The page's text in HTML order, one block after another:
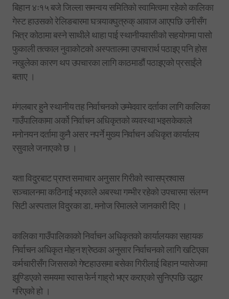
बिहान ४ः१५ बजे जिल्ला समन्वय समितिको स्वामित्वमा रहेको कालिका
गेस्ट हाउसको रेलिङबारमा घत्र्याक्घुत्रुक् आवाज आएपछि उनीसँग
भित्र कोठामा बस्ने साथीले थाहा पाई स्थानीयवासीको सहयोगमा पासो
फुकाली तत्काल नुवाकोटको अस्पतालमा उपचारार्थ पठाइए पनि होस
नखुलेका कारण थप उपचारका लागि काठमाडौं पठाइएको प्रसाईंले
बताए ।
मंगलबार हुने स्थानीय तह निर्वाचनको उम्मेदवार दर्ताका लागि कालिका
गाउँपालिकामा अर्को निर्वाचन अधिकृतको व्यवस्था भइसकेकाले
मनोनयन दर्तामा कुनै असर नपर्ने मुख्य निर्वाचन अधिकृत कार्यालय
रसुवाले जनाएको छ ।
यता विदुरबाट प्राप्त समाचार अनुसार गिरीको स्वासप्रश्वास
सञ्चालनमा कठिनाई भएकाले अबस्था गम्भीर रहेको उपचारमा संलग्न
सिटी अस्पताल विदुरका डा. मनोज रिमालले जानकारी दिए ।
कालिका गाउँपालिकाको निर्वाचन अधिकृतको कार्यालयका सहायक
निर्वाचन अधिकृत मोहन श्रेष्ठका अनुसार निर्वाचनको लागि खटिएका
कर्मचारीसँग जिससको गेष्टहाउसमा बसेका गिरीलाई बिहान प्यासेजमा
झुण्डिएको समयमा स्वास फेर्न गाह्रो भएर कराएको सुनिएपछि उद्धार
गरिएको हो ।